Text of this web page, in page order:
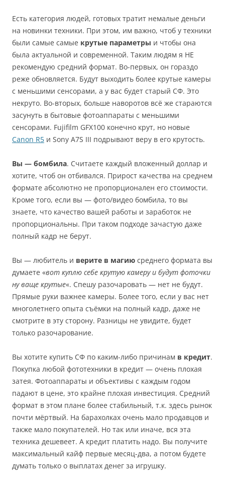
Есть категория людей, готовых тратит немалые деньги
на новинки техники. При этом, им важно, чтоб у техники
были самые самые крутые параметры и чтобы она
была актуальной и современной. Таким людям я НЕ
рекомендую средний формат. Во-первых, он гораздо
реже обновляется. Будут выходить более крутые камеры
с меньшими сенсорами, а у вас будет старый СФ. Это
некруто. Во-вторых, больше наворотов всё же стараются
засунуть в бытовые фотоаппараты с меньшими
сенсорами. Fujifilm GFX100 конечно крут, но новые
Canon R5 и Sony A7S III подрывают веру в его крутость.
Вы — бомбила. Считаете каждый вложенный доллар и
хотите, чтоб он отбивался. Прирост качества на среднем
формате абсолютно не пропорционален его стоимости.
Кроме того, если вы — фото/видео бомбила, то вы
знаете, что качество вашей работы и заработок не
пропорциональны. При таком подходе зачастую даже
полный кадр не берут.
Вы — любитель и верите в магию среднего формата вы
думаете «вот куплю себе крутую камеру и будут фоточки
ну ваще крутые«. Спешу разочаровать — нет не будут.
Прямые руки важнее камеры. Более того, если у вас нет
многолетнего опыта съёмки на полный кадр, даже не
смотрите в эту сторону. Разницы не увидите, будет
только разочарование.
Вы хотите купить СФ по каким-либо причинам в кредит.
Покупка любой фототехники в кредит — очень плохая
затея. Фотоаппараты и объективы с каждым годом
падают в цене, это крайне плохая инвестиция. Средний
формат в этом плане более стабильный, т.к. здесь рынок
почти мёртвый. На барахолках очень мало продавцов и
также мало покупателей. Но так или иначе, вся эта
техника дешевеет. А кредит платить надо. Вы получите
максимальный кайф первые месяц-два, а потом будете
думать только о выплатах денег за игрушку.